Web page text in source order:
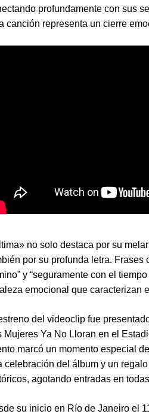
profundamente con sus
canción representa un cierre
no solo destaca por su
por su profunda letra. Frases
y “seguramente con el
emocional que caracterizan
del videoclip fue
Mujeres Ya No Lloran en el
marcó un momento especial
celebración del álbum y un
agotando entradas en
su inicio en Río de Janeiro el